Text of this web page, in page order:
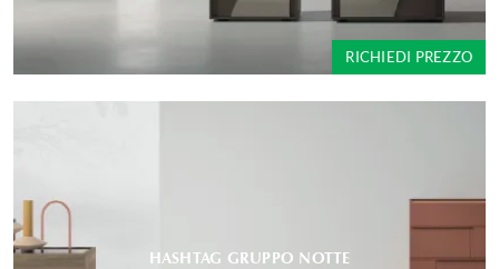
RICHIEDI PREZZO
HASHTAG GRUPPO NOTTE